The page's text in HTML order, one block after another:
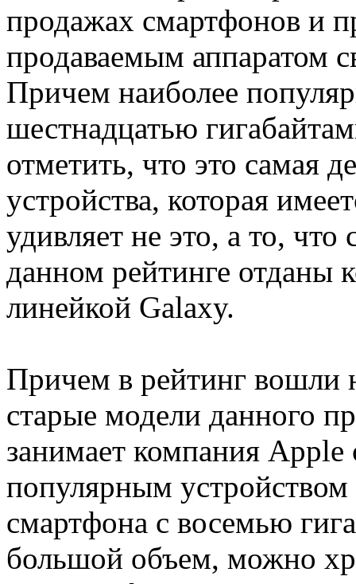
продажах смартфонов и
продаваемым аппаратом
Причем наиболее
шестнадцатью
отметить, что это самая
устройства, которая
удивляет не это, а то,
данном рейтинге отданы
линейкой Galaxy.
Причем в рейтинг вошли
старые модели данного
занимает компания
популярным устройством
смартфона с восемью
большой объем, можно